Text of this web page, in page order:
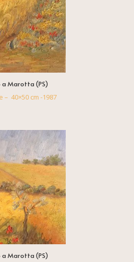
a Marotta (PS)
– 40×50 cm -1987
a Marotta (PS)